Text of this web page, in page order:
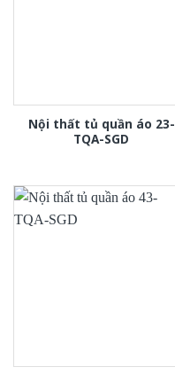
Nội thất tủ quần áo 23-
TQA-SGD